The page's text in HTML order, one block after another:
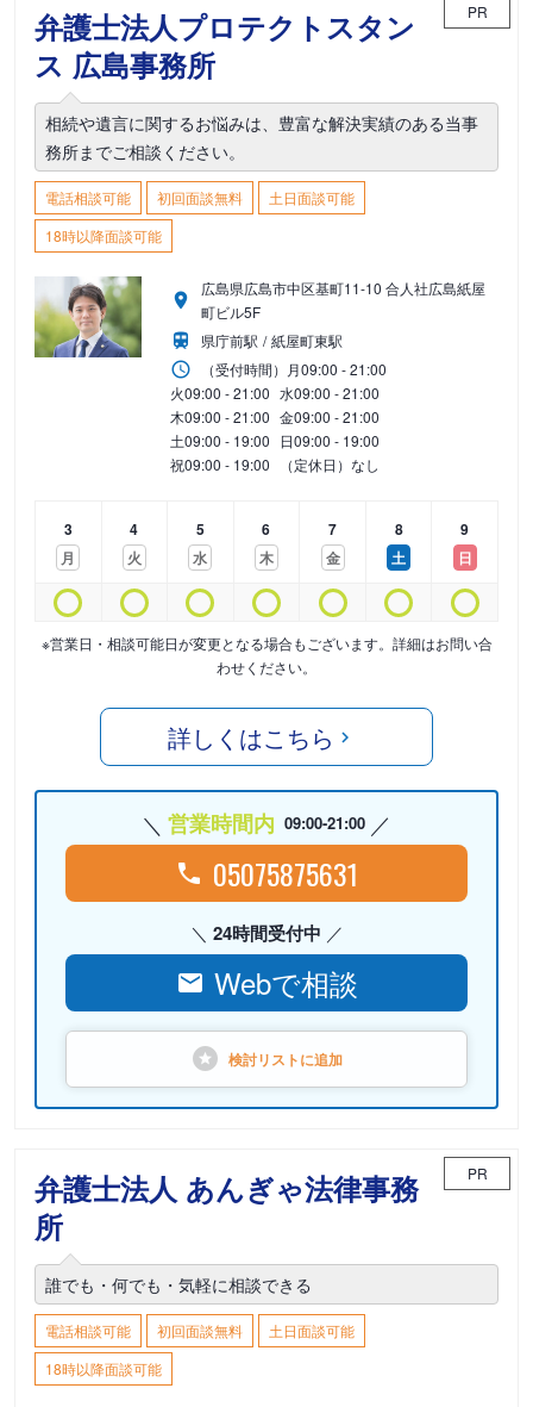
弁護士法人プロテクトスタン
ス 広島事務所
PR
相続や遺言に関するお悩みは、豊富な解決実績のある当事
務所までご相談ください。
電話相談可能 初回面談無料
土日面談可能
18時以降面談可能
広島県広島市中区基町11-10 合人社広島紙屋
町ビル5F
県庁前駅
紙屋町東駅
（受付時間） 月09:00 - 21:00
火09:00 - 21:00 水09:00 - 21:00
木09:00 - 21:00 金09:00 - 21:00
土09:00 - 19:00 日09:00 - 19:00
祝09:00 - 19:00 （定休日）なし
3
月
4
火
5
水
6
木
7
金
8
土
9
日
※営業日・相談可能日が変更となる場合もございます。詳細はお問い合
わせください。
詳しくはこちら
営業時間内 09:00-21:00
05075875631
24時間受付中
Webで相談
検討リストに追加
弁護士法人 あんぎゃ法律事務
所
PR
誰でも・何でも・気軽に相談できる
電話相談可能 初回面談無料
土日面談可能
18時以降面談可能